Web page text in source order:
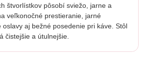
štvorlístkov pôsobí sviežo, jarne a
veľkonočné prestieranie, jarné
oslavy aj bežné posedenie pri káve. Stôl
čistejšie a útulnejšie.